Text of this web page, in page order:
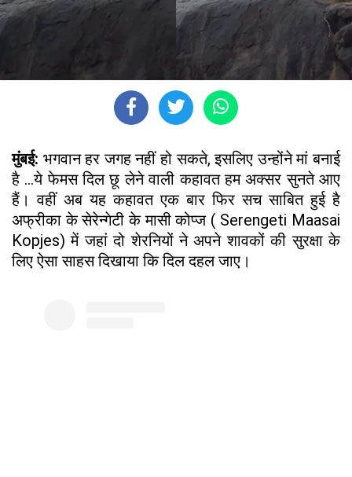
मुंबई: भगवान हर जगह नहीं हो सकते, इसलिए उन्होंने मां बनाई
है ...ये फेमस दिल छू लेने वाली कहावत हम अक्सर सुनते आए
हैं। वहीं अब यह कहावत एक बार फिर सच साबित हुई है
अफ्रीका के सेरेन्गेटी के मासी कोप्ज ( Serengeti Maasai
Kopjes) में जहां दो शेरनियों ने अपने शावकों की सुरक्षा के
लिए ऐसा साहस दिखाया कि दिल दहल जाए।